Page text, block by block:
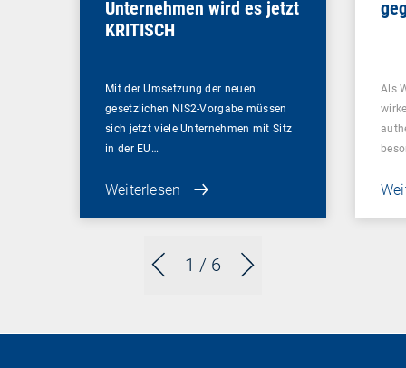
1 / 6
Unternehmen wird es jetzt
KRITISCH
Mit der Umsetzung der neuen
gesetzlichen NIS2-Vorgabe müssen
sich jetzt viele Unternehmen mit Sitz
in der EU…
Weiterlesen
Als